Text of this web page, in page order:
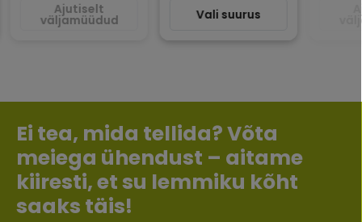
Ajutiselt
väljamüüdud Vali suurus
Ei tea, mida tellida? Võta
meiega ühendust – aitame
kiiresti, et su lemmiku kõht
saaks täis!